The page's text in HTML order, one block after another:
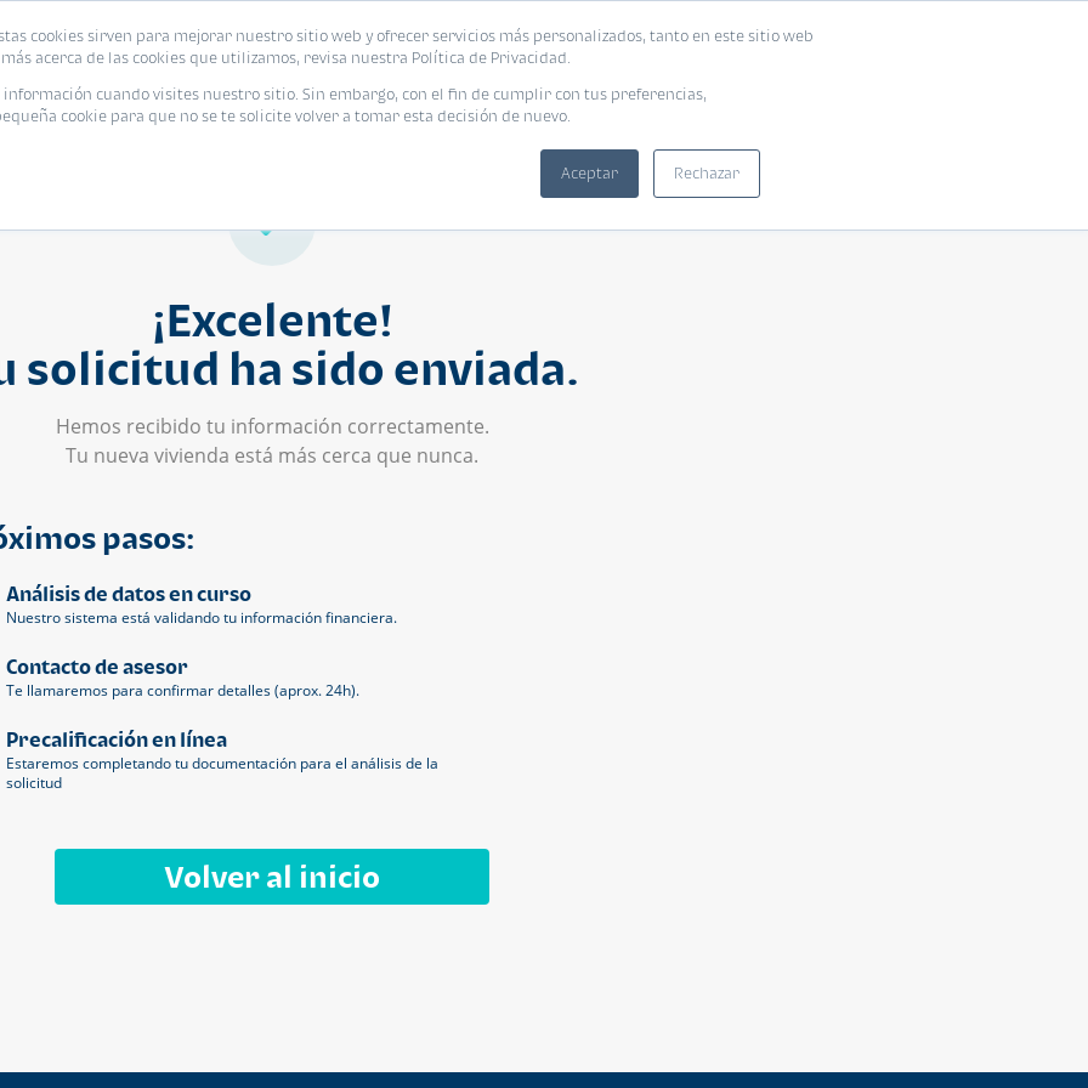
cookies sirven para mejorar nuestro sitio web y ofrecer servicios más personalizados, tanto en este sitio web
acerca de las cookies que utilizamos, revisa nuestra Política de Privacidad.
cuando visites nuestro sitio. Sin embargo, con el fin de cumplir con tus preferencias,
cookie para que no se te solicite volver a tomar esta decisión de nuevo.
Aceptar Rechazar
Eventos Promociones Blog Encuentra tu vivienda ideal
¡Excelente!
solicitud ha sido enviada.
Hemos recibido tu información correctamente.
Tu nueva vivienda está más cerca que nunca.
pasos:
Análisis de datos en curso
Nuestro sistema está validando tu información financiera.
Contacto de asesor
Te llamaremos para confirmar detalles (aprox. 24h).
Precalificación en línea
Estaremos completando tu documentación para el análisis de la
solicitud
Volver al inicio